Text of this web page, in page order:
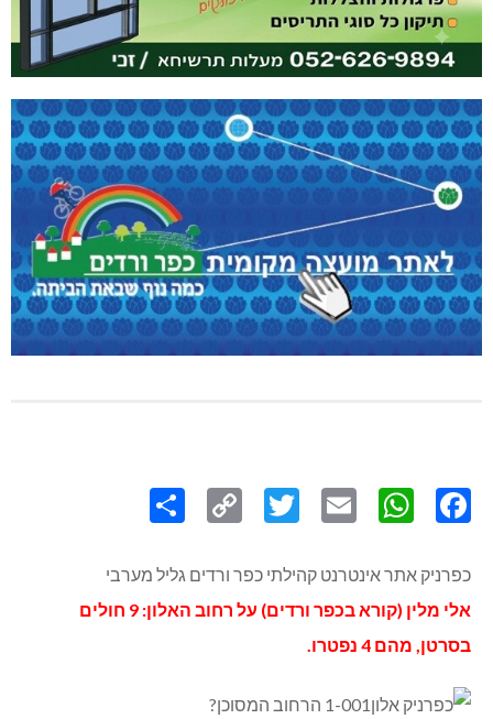
Link
כפרניק אתר אינטרנט קהילתי כפר ורדים גליל מערבי
אלי מלין (קורא בכפר ורדים) על רחוב האלון: 9 חולים
בסרטן, מהם 4 נפטרו.